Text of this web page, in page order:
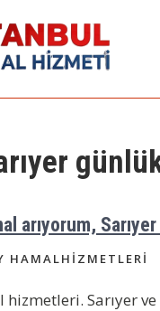
Geneli
arıyorum,
HAMALHIZMETLERI
hizmetleri. Sarıyer